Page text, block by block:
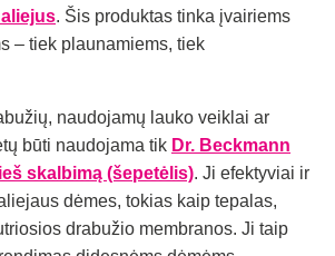
. Šis produktas tinka įvairiems
– tiek plaunamiems, tiek
naudojamų lauko veiklai ar
būti naudojama tik Dr. Beckmann
skalbimą (šepetėlis). Ji efektyviai ir
dėmes, tokias kaip tepalas,
drabužio membranos. Ji taip